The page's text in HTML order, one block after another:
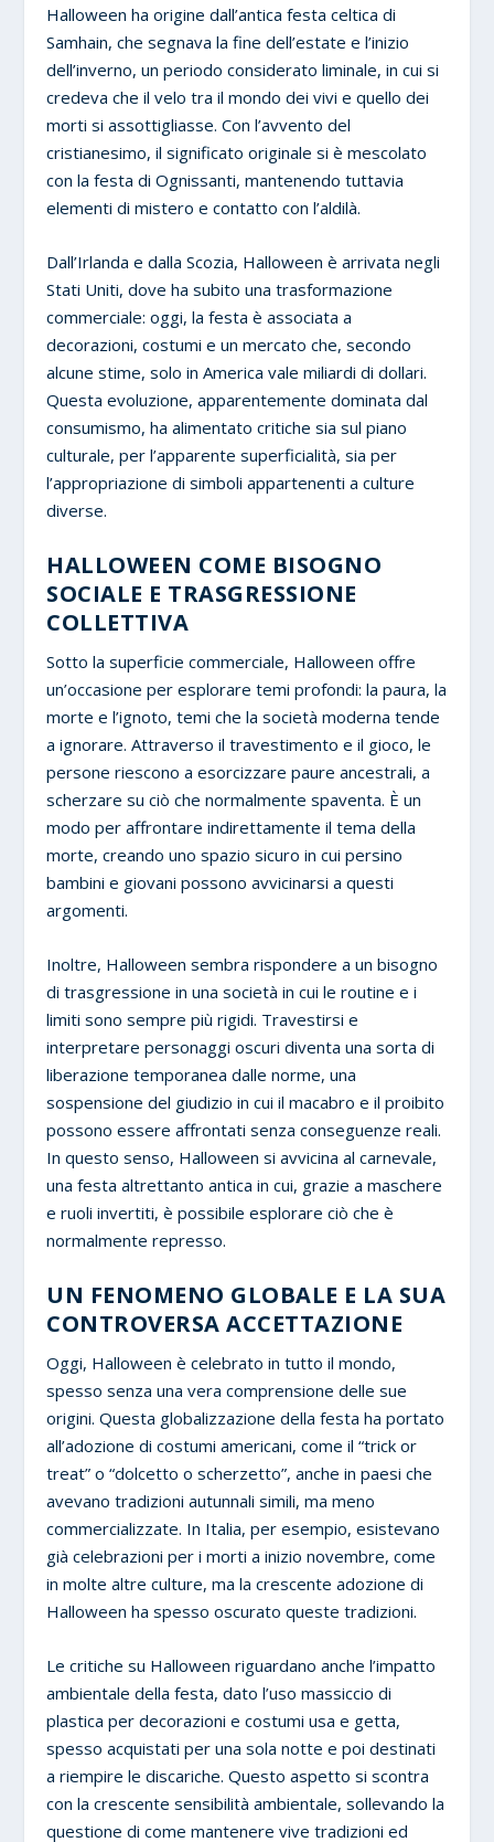
Halloween ha origine dall’antica festa celtica di
Samhain, che segnava la fine dell’estate e l’inizio
dell’inverno, un periodo considerato liminale, in cui si
credeva che il velo tra il mondo dei vivi e quello dei
morti si assottigliasse. Con l’avvento del
cristianesimo, il significato originale si è mescolato
con la festa di Ognissanti, mantenendo tuttavia
elementi di mistero e contatto con l’aldilà.
Dall’Irlanda e dalla Scozia, Halloween è arrivata negli
Stati Uniti, dove ha subito una trasformazione
commerciale: oggi, la festa è associata a
decorazioni, costumi e un mercato che, secondo
alcune stime, solo in America vale miliardi di dollari.
Questa evoluzione, apparentemente dominata dal
consumismo, ha alimentato critiche sia sul piano
culturale, per l’apparente superficialità, sia per
l’appropriazione di simboli appartenenti a culture
diverse.
HALLOWEEN COME BISOGNO
SOCIALE E TRASGRESSIONE
COLLETTIVA
Sotto la superficie commerciale, Halloween offre
un’occasione per esplorare temi profondi: la paura, la
morte e l’ignoto, temi che la società moderna tende
a ignorare. Attraverso il travestimento e il gioco, le
persone riescono a esorcizzare paure ancestrali, a
scherzare su ciò che normalmente spaventa. È un
modo per affrontare indirettamente il tema della
morte, creando uno spazio sicuro in cui persino
bambini e giovani possono avvicinarsi a questi
argomenti.
Inoltre, Halloween sembra rispondere a un bisogno
di trasgressione in una società in cui le routine e i
limiti sono sempre più rigidi. Travestirsi e
interpretare personaggi oscuri diventa una sorta di
liberazione temporanea dalle norme, una
sospensione del giudizio in cui il macabro e il proibito
possono essere affrontati senza conseguenze reali.
In questo senso, Halloween si avvicina al carnevale,
una festa altrettanto antica in cui, grazie a maschere
e ruoli invertiti, è possibile esplorare ciò che è
normalmente represso.
UN FENOMENO GLOBALE E LA SUA
CONTROVERSA ACCETTAZIONE
Oggi, Halloween è celebrato in tutto il mondo,
spesso senza una vera comprensione delle sue
origini. Questa globalizzazione della festa ha portato
all’adozione di costumi americani, come il “trick or
treat” o “dolcetto o scherzetto”, anche in paesi che
avevano tradizioni autunnali simili, ma meno
commercializzate. In Italia, per esempio, esistevano
già celebrazioni per i morti a inizio novembre, come
in molte altre culture, ma la crescente adozione di
Halloween ha spesso oscurato queste tradizioni.
Le critiche su Halloween riguardano anche l’impatto
ambientale della festa, dato l’uso massiccio di
plastica per decorazioni e costumi usa e getta,
spesso acquistati per una sola notte e poi destinati
a riempire le discariche. Questo aspetto si scontra
con la crescente sensibilità ambientale, sollevando la
questione di come mantenere vive tradizioni ed